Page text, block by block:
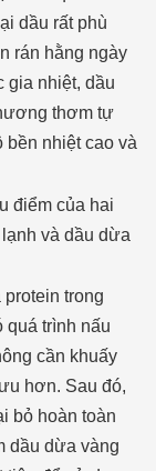
dầu rất phù
rán hằng ngày
gia nhiệt, dầu
thơm tự
nhiệt cao và
điểm của hai
và dầu dừa
trong
trình nấu
cần khuấy
hơn. Sau đó,
bỏ hoàn toàn
dầu dừa vàng